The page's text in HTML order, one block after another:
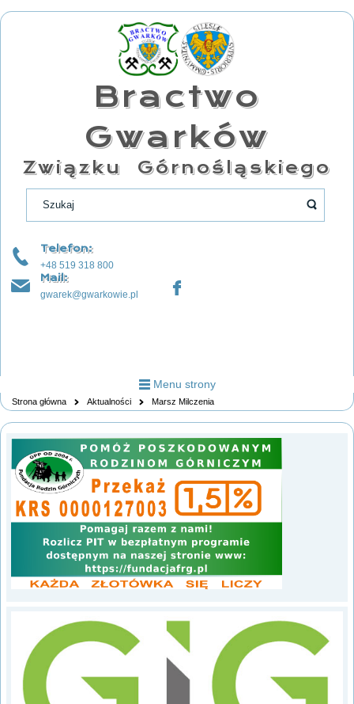
Bractwo
Gwarków
Związku Górnośląskiego
Telefon:
+48 519 318 800
Mail:
gwarek@gwarkowie.pl
Menu strony
Strona główna Aktualności Marsz Milczenia